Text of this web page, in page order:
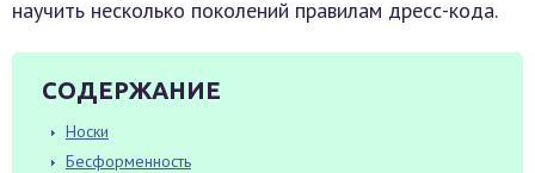
научить несколько поколений правилам дресс-кода.
СОДЕРЖАНИЕ
Носки
Бесформенность